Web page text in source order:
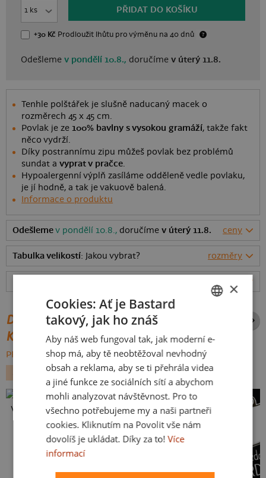
PŘIDAT DO KOŠÍKU
+30 Kč Prodloužit lhůtupro výměnu na 40 dnů
Odešlemev pondělí 10.8., doručímev úterý 11.8.
Tenhle polštářek je slušně naducaný macek o
rozměrech 45 x 45 cm.
Povlak je ze 100% bavlny s vysokou gramáží, takže fakt
něco vydrží.
Díky postrannímu zipu můžeš povlak bez problémů
sundat avyprat v pračce.
Hypoalergenní výplň zasíláme odděleně vedle povlaku,
je jí hodně, a tak je vakuově balená.
Informace o produktu
Odešlemev pondělí 10.8., doručímev úterý 11.8. ceny
Tabulka velikostí: Jakou vybrat? rozměry
DALŠÍ POTISKY ZE STEJNÉ
KATEGORIE
PROCHÁZET VŠE:
VALENTÝN NÁPISY
Vlastní potisk
SLOVAK
×
Cookies: Ať je Bastard
takový, jak ho znáš
Aby náš web fungoval tak, jak moderní e-
shop má, aby tě neobtěžoval nevhodný
obsah a reklama, aby se ti přehrála videa
a jiné funkce ze sociálních sítí a abychom
mohli analyzovat návštěvnost. Pro to
všechno potřebujeme my a naši partneři
cookies. Kliknutím na Povolit vše nám
dovolíš je ukládat. Díky za to! Více
informací